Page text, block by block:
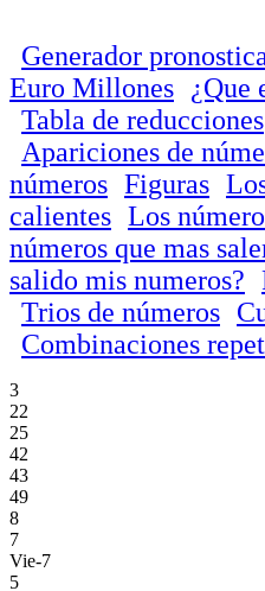
Generador
Euro Millones
¿Que
Tabla de reducciones
Apariciones de
números Figuras
calientes Los
números que mas
salido mis numeros?
Trios de números
Combinaciones
3
22
25
42
43
49
8
7
Vie-7
5